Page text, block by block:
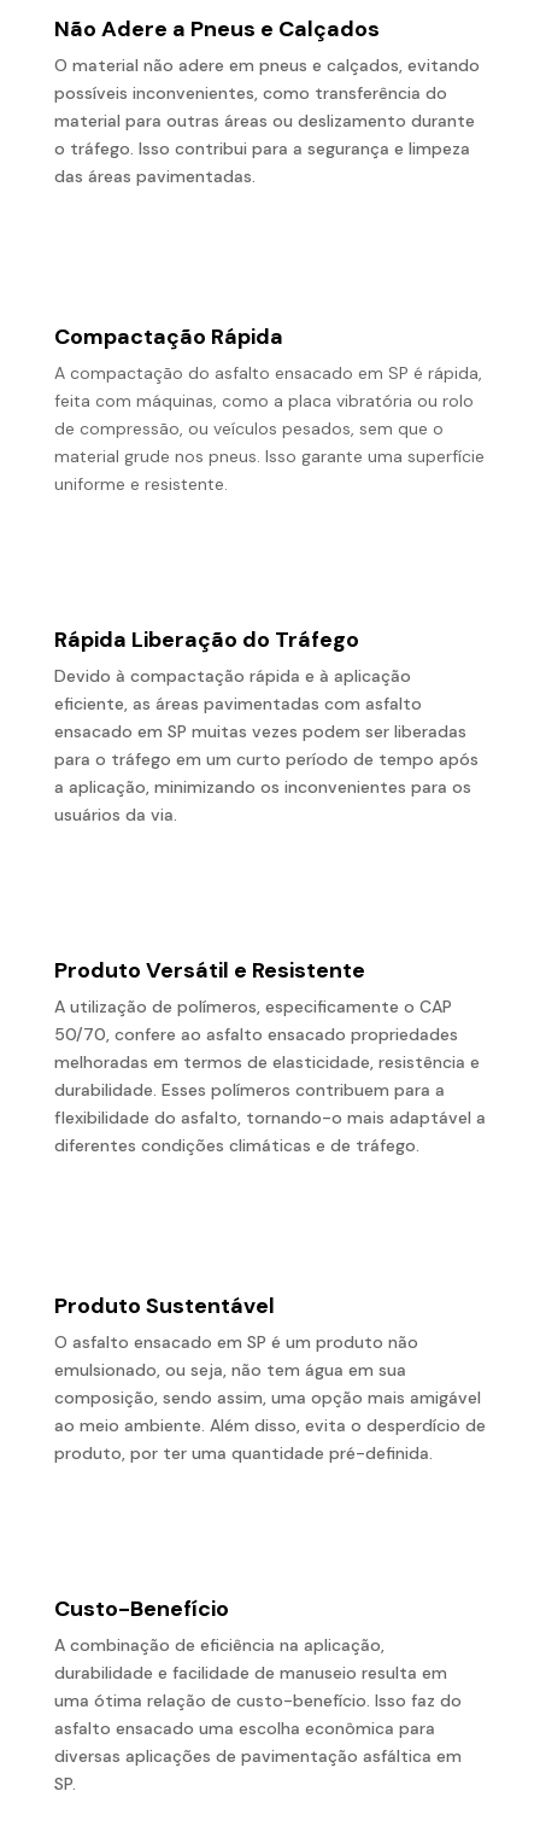
Não Adere a Pneus e Calçados
O material não adere em pneus e calçados, evitando
possíveis inconvenientes, como transferência do
material para outras áreas ou deslizamento durante
o tráfego. Isso contribui para a segurança e limpeza
das áreas pavimentadas.
Compactação Rápida
A compactação do asfalto ensacado em SP é rápida,
feita com máquinas, como a placa vibratória ou rolo
de compressão, ou veículos pesados, sem que o
material grude nos pneus. Isso garante uma superfície
uniforme e resistente.
Rápida Liberação do Tráfego
Devido à compactação rápida e à aplicação
eficiente, as áreas pavimentadas com asfalto
ensacado em SP muitas vezes podem ser liberadas
para o tráfego em um curto período de tempo após
a aplicação, minimizando os inconvenientes para os
usuários da via.
Produto Versátil e Resistente
A utilização de polímeros, especificamente o CAP
50/70, confere ao asfalto ensacado propriedades
melhoradas em termos de elasticidade, resistência e
durabilidade. Esses polímeros contribuem para a
flexibilidade do asfalto, tornando-o mais adaptável a
diferentes condições climáticas e de tráfego.
Produto Sustentável
O asfalto ensacado em SP é um produto não
emulsionado, ou seja, não tem água em sua
composição, sendo assim, uma opção mais amigável
ao meio ambiente. Além disso, evita o desperdício de
produto, por ter uma quantidade pré-definida.
Custo-Benefício
A combinação de eficiência na aplicação,
durabilidade e facilidade de manuseio resulta em
uma ótima relação de custo-benefício. Isso faz do
asfalto ensacado uma escolha econômica para
diversas aplicações de pavimentação asfáltica em
SP.